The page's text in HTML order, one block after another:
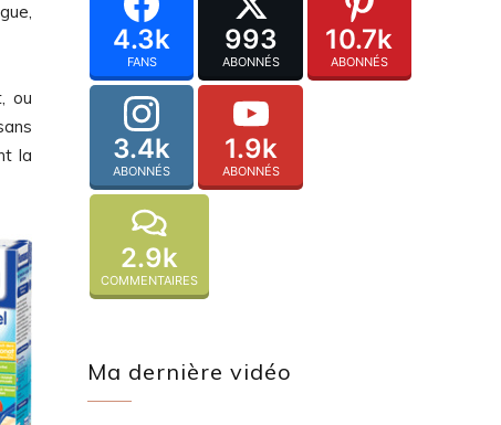
ou
la
4.3k
FANS
993
ABONNÉS
10.7k
ABONNÉS
3.4k
ABONNÉS
1.9k
ABONNÉS
2.9k
COMMENTAIRES
Ma dernière vidéo